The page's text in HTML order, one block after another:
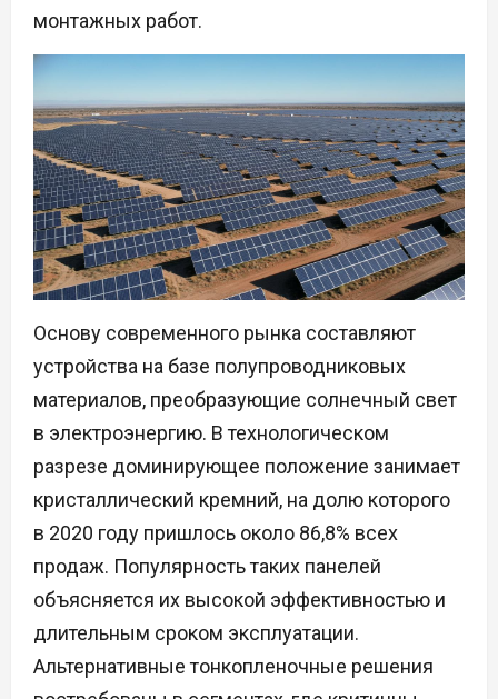
монтажных работ.
Основу современного рынка составляют
устройства на базе полупроводниковых
материалов, преобразующие солнечный свет
в электроэнергию. В технологическом
разрезе доминирующее положение занимает
кристаллический кремний, на долю которого
в 2020 году пришлось около 86,8% всех
продаж. Популярность таких панелей
объясняется их высокой эффективностью и
длительным сроком эксплуатации.
Альтернативные тонкопленочные решения